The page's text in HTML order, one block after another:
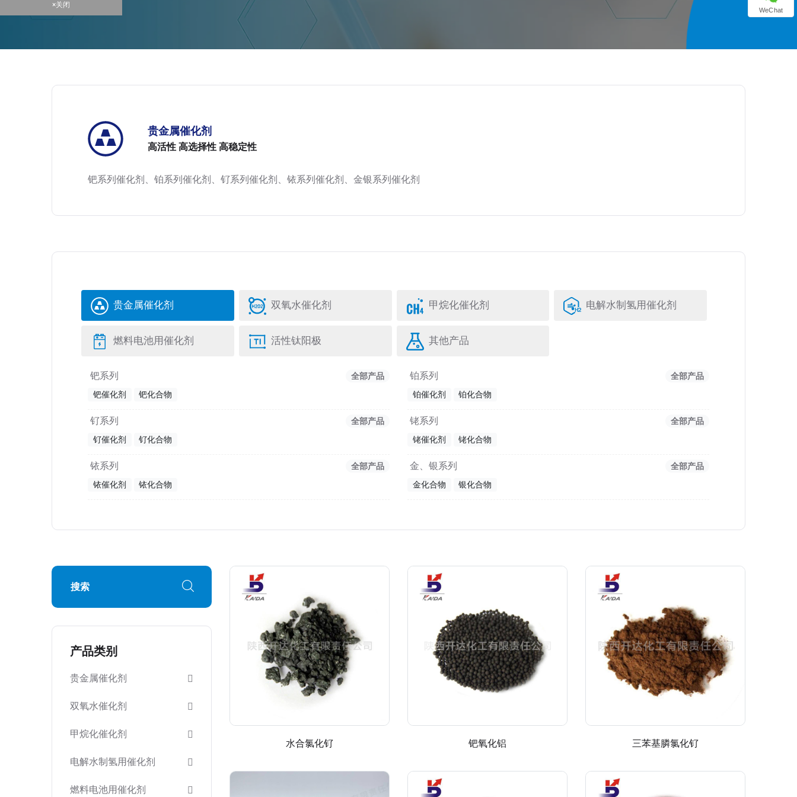
贵金属催化剂
高活性 高选择性 高稳定性
钯系列催化剂、铂系列催化剂、钌系列催化剂、铱系列催化剂、金银系列催化剂
贵金属催化剂 双氧水催化剂 甲烷化催化剂 电解水制氢用催化剂
燃料电池用催化剂 活性钛阳极 其他产品
钯系列
钯催化剂 钯化合物
全部产品 铂系列
铂催化剂 铂化合物
全部产品
钌系列
钌催化剂 钌化合物
全部产品 铑系列
铑催化剂 铑化合物
全部产品
铱系列
铱催化剂 铱化合物
全部产品 金、银系列
金化合物 银化合物
全部产品
产品类别
贵金属催化剂
双氧水催化剂
甲烷化催化剂
电解水制氢用催化剂
燃料电池用催化剂
水合氯化钌 钯氧化铝 三苯基膦氯化钌
WeChat
×关闭